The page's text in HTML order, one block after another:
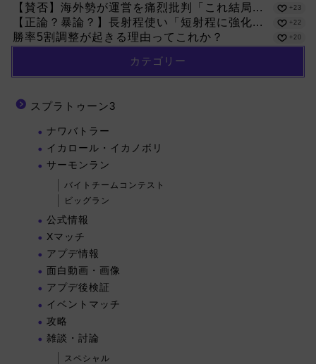
【賛否】海外勢が運営を痛烈批判「これ結局... +23
【正論？暴論？】長射程使い「短射程に強化... +22
勝率5割調整が起きる理由ってこれか？ +20
カテゴリー
スプラトゥーン3
ナワバトラー
イカロール・イカノボリ
サーモンラン
バイトチームコンテスト
ビッグラン
公式情報
Xマッチ
アプデ情報
面白動画・画像
アプデ後検証
イベントマッチ
攻略
雑談・討論
スペシャル